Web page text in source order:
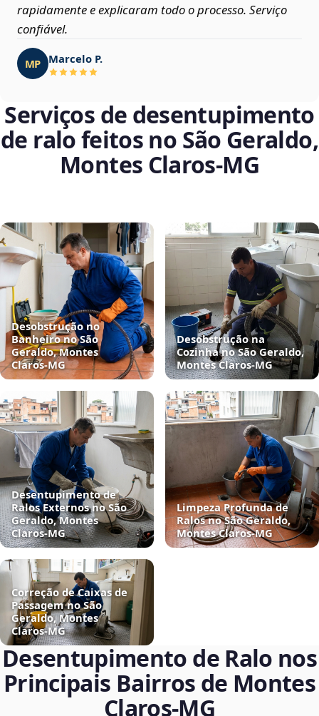
rapidamente e explicaram todo o processo. Serviço
confiável.
MP Marcelo P.
Serviços de desentupimento
de ralo feitos no São Geraldo,
Montes Claros‑MG
Desobstrução no
Banheiro no São
Geraldo, Montes
Claros‑MG
Desobstrução na
Cozinha no São Geraldo,
Montes Claros‑MG
Desentupimento de
Ralos Externos no São
Geraldo, Montes
Claros‑MG
Limpeza Profunda de
Ralos no São Geraldo,
Montes Claros‑MG
Correção de Caixas de
Passagem no São
Geraldo, Montes
Claros‑MG
Desentupimento de Ralo nos
Principais Bairros de Montes
Claros‑MG